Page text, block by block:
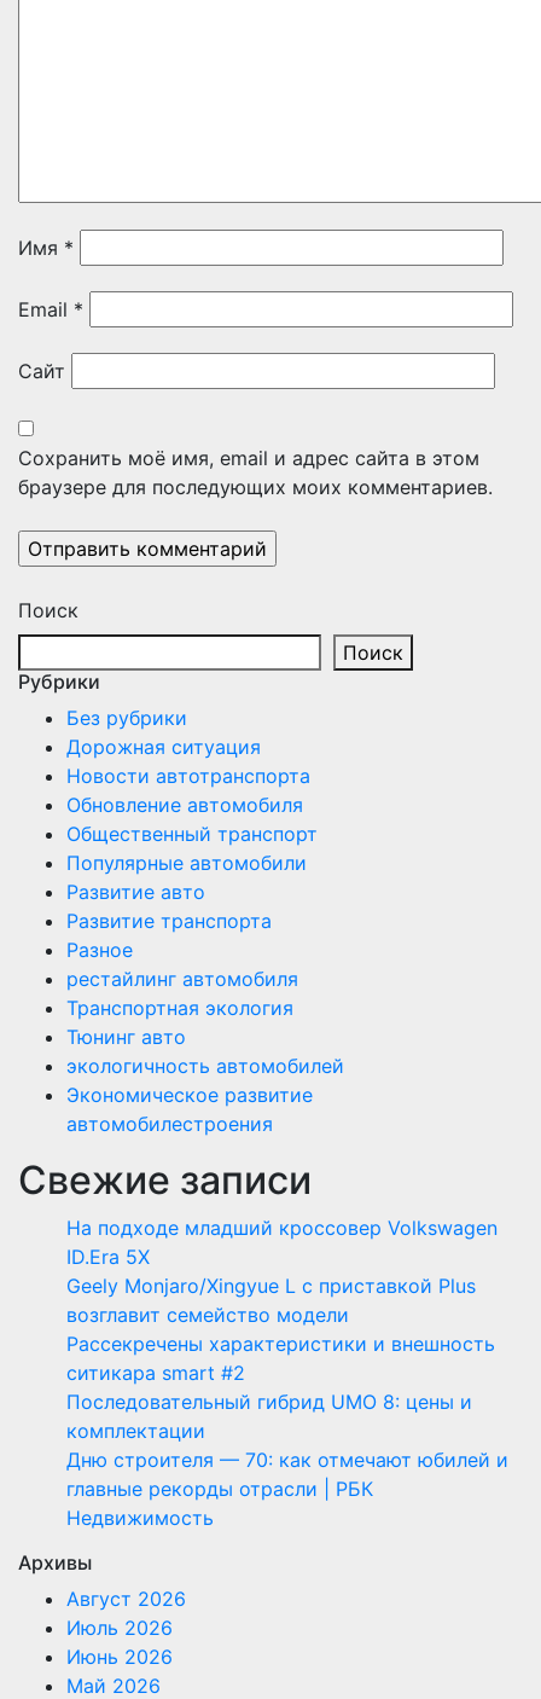
Имя *
Email *
Сайт
Сохранить моё имя, email и адрес сайта в этом
браузере для последующих моих комментариев.
Поиск
Поиск
Рубрики
Без рубрики
Дорожная ситуация
Новости автотранспорта
Обновление автомобиля
Общественный транспорт
Популярные автомобили
Развитие авто
Развитие транспорта
Разное
рестайлинг автомобиля
Транспортная экология
Тюнинг авто
экологичность автомобилей
Экономическое развитие
автомобилестроения
Свежие записи
На подходе младший кроссовер Volkswagen
ID.Era 5X
Geely Monjaro/Xingyue L с приставкой Plus
возглавит семейство модели
Рассекречены характеристики и внешность
ситикара smart #2
Последовательный гибрид UMO 8: цены и
комплектации
Дню строителя — 70: как отмечают юбилей и
главные рекорды отрасли | РБК
Недвижимость
Архивы
Август 2026
Июль 2026
Июнь 2026
Май 2026